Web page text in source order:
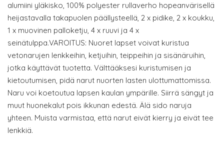
alumiini yläkisko, 100% polyester rullaverho hopeanvärisellä
heijastavalla takapuolen päällysteellä, 2 x pidike, 2 x koukku,
1 x muovinen palloketju, 4 x ruuvi ja 4 x
seinätulppa.VAROITUS: Nuoret lapset voivat kuristua
vetonarujen lenkkeihin, ketjuihin, teippeihin ja sisänäruihin,
jotka käyttävät tuotetta. Välttääksesi kuristumisen ja
kietoutumisen, pidä narut nuorten lasten ulottumattomissa.
Naru voi koetoutua lapsen kaulan ympärille. Siirrä sängyt ja
muut huonekalut pois ikkunan edestä. Älä sido naruja
yhteen. Muista varmistaa, että narut eivät kierry ja eivät tee
lenkkiä.